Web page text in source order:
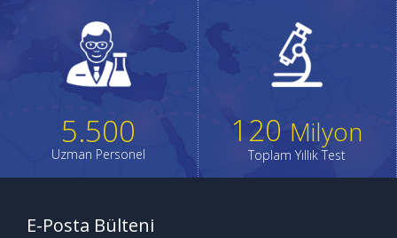
5.500
Uzman Personel
120 Milyon
Toplam Yıllık Test
E-Posta Bülteni